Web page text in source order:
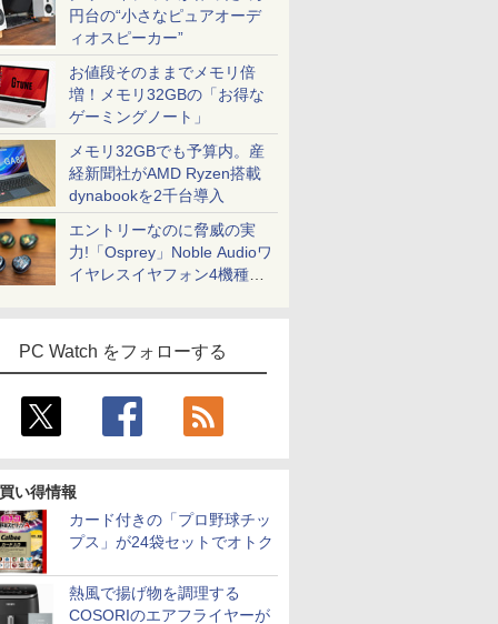
円台の“小さなピュアオーデ
ィオスピーカー”
お値段そのままでメモリ倍
増！メモリ32GBの「お得な
ゲーミングノート」
メモリ32GBでも予算内。産
経新聞社がAMD Ryzen搭載
dynabookを2千台導入
エントリーなのに脅威の実
力!「Osprey」Noble Audioワ
イヤレスイヤフォン4機種を
PC Watch をフォローする
い得情報
カード付きの「プロ野球チッ
プス」が24袋セットでオトク
熱風で揚げ物を調理する
COSORIのエアフライヤーが